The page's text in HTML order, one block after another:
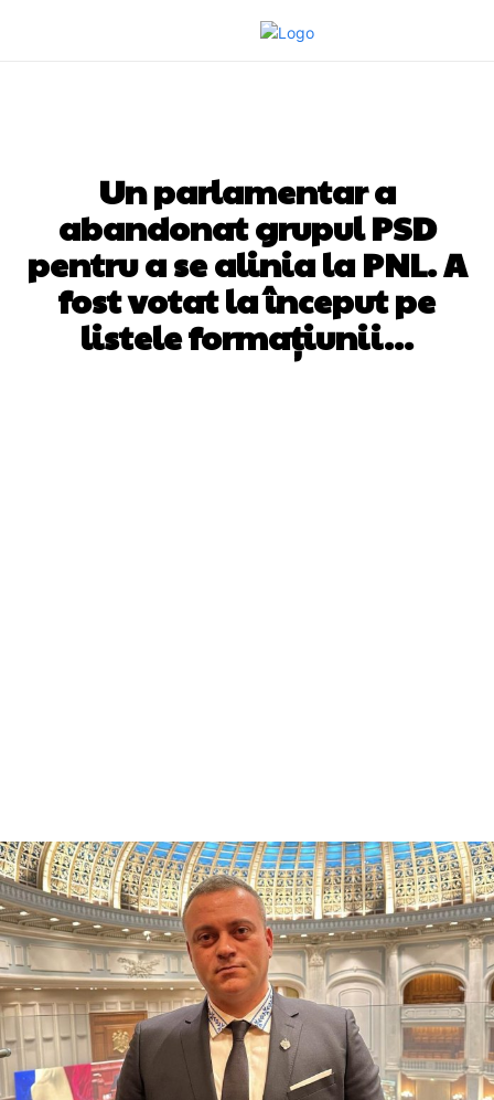
Un parlamentar a
abandonat grupul PSD
pentru a se alinia la PNL. A
fost votat la început pe
listele formațiunii…